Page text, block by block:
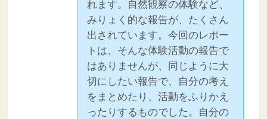
れます。自然観察の体験など、
みりょく的な報告が、たくさん
出されています。今回のレポー
トは、そんな体験活動の報告で
はありませんが、同じように大
切にしたい報告で、自分の考え
をまとめたり、活動をふりかえ
ったりするものでした。自分の